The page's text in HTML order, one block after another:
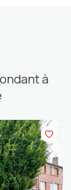
à